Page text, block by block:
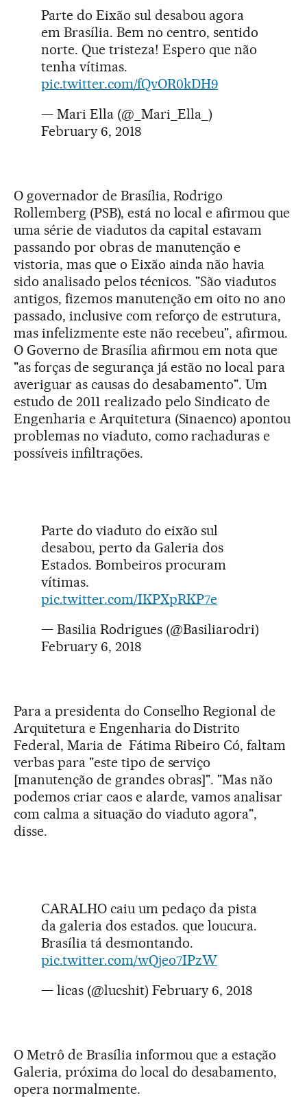
Parte do Eixão sul desabou agora
em Brasília. Bem no centro, sentido
norte. Que tristeza! Espero que não
tenha vítimas.
pic.twitter.com/fQvOR0kDH9
— Mari Ella (@_Mari_Ella_)
February 6, 2018
O governador de Brasília, Rodrigo
Rollemberg (PSB), está no local e afirmou que
uma série de viadutos da capital estavam
passando por obras de manutenção e
vistoria, mas que o Eixão ainda não havia
sido analisado pelos técnicos. "São viadutos
antigos, fizemos manutenção em oito no ano
passado, inclusive com reforço de estrutura,
mas infelizmente este não recebeu", afirmou.
O Governo de Brasília afirmou em nota que
"as forças de segurança já estão no local para
averiguar as causas do desabamento". Um
estudo de 2011 realizado pelo Sindicato de
Engenharia e Arquitetura (Sinaenco) apontou
problemas no viaduto, como rachaduras e
possíveis infiltrações.
Parte do viaduto do eixão sul
desabou, perto da Galeria dos
Estados. Bombeiros procuram
vítimas.
pic.twitter.com/IKPXpRKP7e
— Basilia Rodrigues (@Basiliarodri)
February 6, 2018
Para a presidenta do Conselho Regional de
Arquitetura e Engenharia do Distrito
Federal, Maria de Fátima Ribeiro Có, faltam
verbas para "este tipo de serviço
[manutenção de grandes obras]". "Mas não
podemos criar caos e alarde, vamos analisar
com calma a situação do viaduto agora",
disse.
CARALHO caiu um pedaço da pista
da galeria dos estados. que loucura.
Brasília tá desmontando.
pic.twitter.com/wQjeo7IPzW
— licas (@lucshit) February 6, 2018
O Metrô de Brasília informou que a estação
Galeria, próxima do local do desabamento,
opera normalmente.